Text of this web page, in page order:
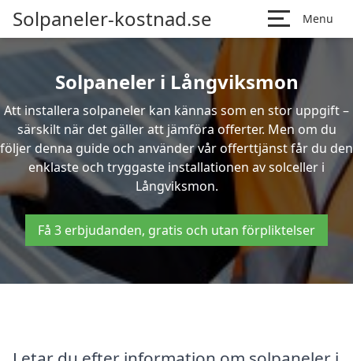
Solpaneler-kostnad.se Menu
Solpaneler i Långviksmon
Att installera solpaneler kan kännas som en stor uppgift –
särskilt när det gäller att jämföra offerter. Men om du
följer denna guide och använder vår offerttjänst får du den
enklaste och tryggaste installationen av solceller i
Långviksmon.
Få 3 erbjudanden, gratis och utan förpliktelser